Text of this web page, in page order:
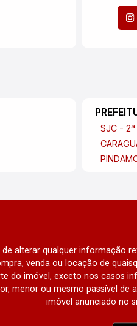
SJC - 2ª
alterar qualquer informação
venda ou locação de
do imóvel, exceto nos casos
menor ou mesmo passível
imóvel anunciado no